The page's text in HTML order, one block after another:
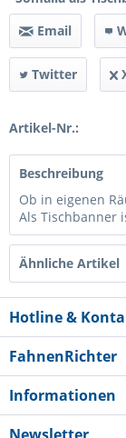
Email
Twitter
Artikel-Nr.:
Beschreibung
Ob in eigenen
Als Tischbanner
Ähnliche Artikel
Hotline &
FahnenRichter
Informationen